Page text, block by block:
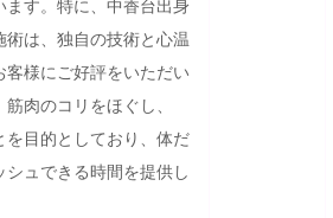
ます。特に、中香台出身
術は、独自の技術と心温
客様にご好評をいただい
肉のコリをほぐし、
を目的としており、体だ
ュできる時間を提供し